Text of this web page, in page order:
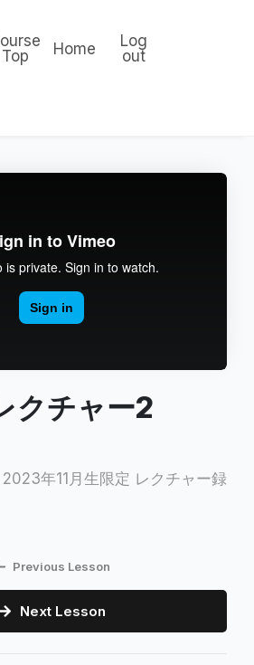
Top
Home
Log
out
クチャー2
2023年11月生限定 レクチャー録
Previous Lesson
Next Lesson